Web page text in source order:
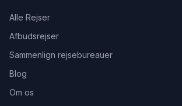
Alle Rejser
Afbudsrejser
Sammenlign rejsebureauer
Blog
Om os